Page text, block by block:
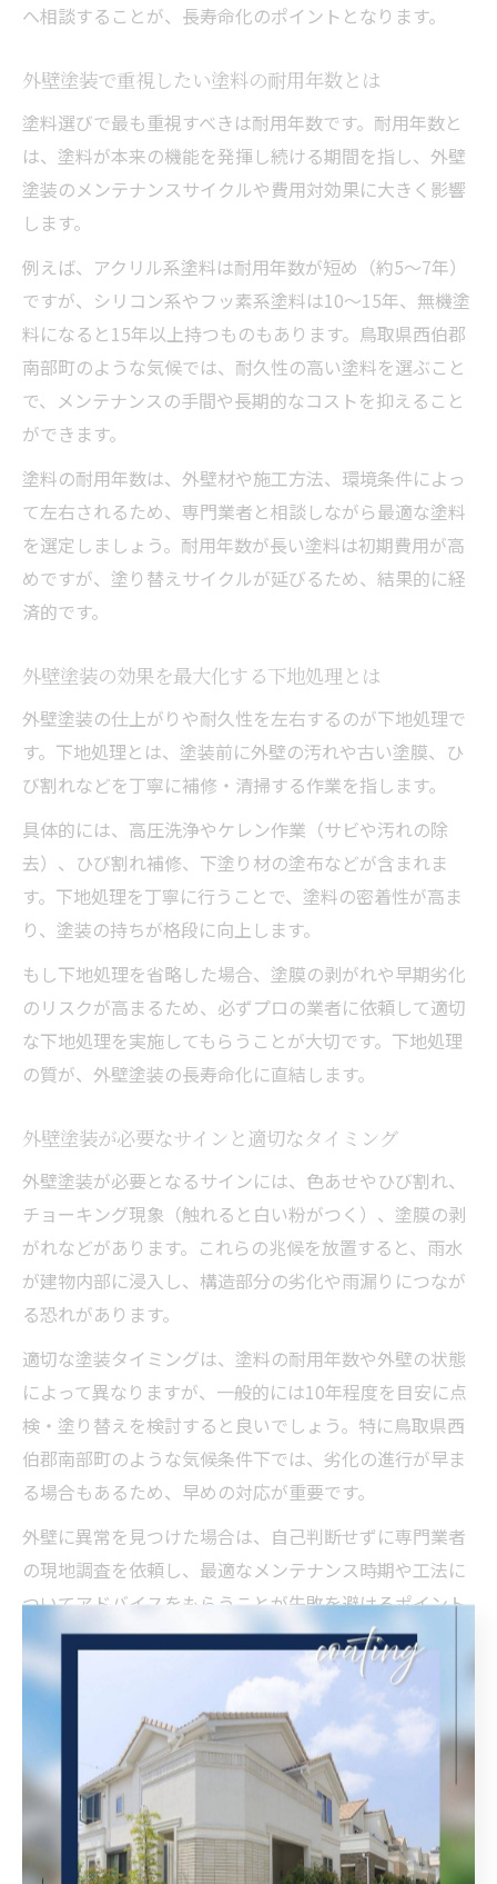
へ相談することが、長寿命化のポイントとなります。
外壁塗装で重視したい塗料の耐用年数とは
塗料選びで最も重視すべきは耐用年数です。耐用年数と
は、塗料が本来の機能を発揮し続ける期間を指し、外壁
塗装のメンテナンスサイクルや費用対効果に大きく影響
します。
例えば、アクリル系塗料は耐用年数が短め（約5〜7年）
ですが、シリコン系やフッ素系塗料は10〜15年、無機塗
料になると15年以上持つものもあります。鳥取県西伯郡
南部町のような気候では、耐久性の高い塗料を選ぶこと
で、メンテナンスの手間や長期的なコストを抑えること
ができます。
塗料の耐用年数は、外壁材や施工方法、環境条件によっ
て左右されるため、専門業者と相談しながら最適な塗料
を選定しましょう。耐用年数が長い塗料は初期費用が高
めですが、塗り替えサイクルが延びるため、結果的に経
済的です。
外壁塗装の効果を最大化する下地処理とは
外壁塗装の仕上がりや耐久性を左右するのが下地処理で
す。下地処理とは、塗装前に外壁の汚れや古い塗膜、ひ
び割れなどを丁寧に補修・清掃する作業を指します。
具体的には、高圧洗浄やケレン作業（サビや汚れの除
去）、ひび割れ補修、下塗り材の塗布などが含まれま
す。下地処理を丁寧に行うことで、塗料の密着性が高ま
り、塗装の持ちが格段に向上します。
もし下地処理を省略した場合、塗膜の剥がれや早期劣化
のリスクが高まるため、必ずプロの業者に依頼して適切
な下地処理を実施してもらうことが大切です。下地処理
の質が、外壁塗装の長寿命化に直結します。
外壁塗装が必要なサインと適切なタイミング
外壁塗装が必要となるサインには、色あせやひび割れ、
チョーキング現象（触れると白い粉がつく）、塗膜の剥
がれなどがあります。これらの兆候を放置すると、雨水
が建物内部に浸入し、構造部分の劣化や雨漏りにつなが
る恐れがあります。
適切な塗装タイミングは、塗料の耐用年数や外壁の状態
によって異なりますが、一般的には10年程度を目安に点
検・塗り替えを検討すると良いでしょう。特に鳥取県西
伯郡南部町のような気候条件下では、劣化の進行が早ま
る場合もあるため、早めの対応が重要です。
外壁に異常を見つけた場合は、自己判断せずに専門業者
の現地調査を依頼し、最適なメンテナンス時期や工法に
ついてアドバイスをもらうことが失敗を避けるポイント
です。
外壁塗装の長寿命化を実現する塗り替えサイクル
外壁塗装の長寿命化には、計画的な塗り替えサイクルの
設定が不可欠です。塗料ごとに推奨される塗り替え周期
があり、シリコン系なら約10〜12年、フッ素系なら15年
程度が目安となります。